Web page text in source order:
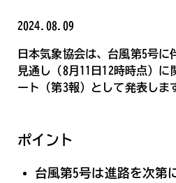
2024.08.09
日本気象協会は、台風第5号に
見通し（8月11日12時時点）
ート（第3報）として発表しま
ポイント
台風第5号は進路を次第